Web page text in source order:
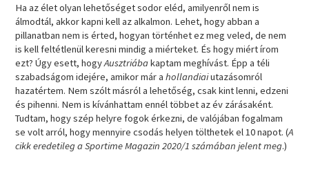
Ha az élet olyan lehetőséget sodor eléd, amilyenről nem is
álmodtál, akkor kapni kell az alkalmon. Lehet, hogy abban a
pillanatban nem is érted, hogyan történhet ez meg veled, de nem
is kell feltétlenül keresni mindig a miérteket. És hogy miért írom
ezt? Úgy esett, hogyAusztriábakaptam meghívást. Épp a téli
szabadságom idejére, amikor már ahollandiaiutazásomról
hazatértem. Nem szólt másról a lehetőség, csak kint lenni, edzeni
és pihenni. Nem is kívánhattam ennél többet az év zárásaként.
Tudtam, hogy szép helyre fogok érkezni, de valójában fogalmam
se volt arról, hogy mennyire csodás helyen tölthetek el 10 napot. (A
cikk eredetileg a Sportime Magazin 2020/1 számában jelent meg.)